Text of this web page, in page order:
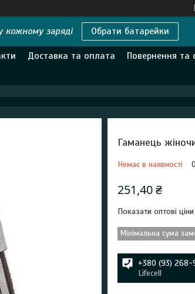
кожному заряді Обрати батарейки
Доставка та оплата
Повернення та
Гаманець
Немає в наявності
251,40 ₴
Показати оптові ціни
Мінімальна сума
+380 (93)
Lifecell